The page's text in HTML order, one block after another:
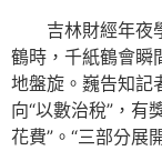
吉林財經年夜
鶴時，千紙鶴會瞬
地盤旋。巍告知記
向“以數治稅”，有
花費”。“三部分展